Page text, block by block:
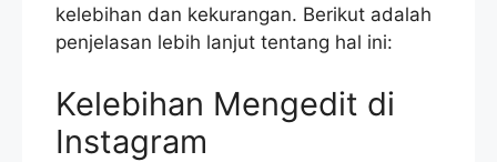
kelebihan dan kekurangan. Berikut adalah
penjelasan lebih lanjut tentang hal ini:
Kelebihan Mengedit di
Instagram